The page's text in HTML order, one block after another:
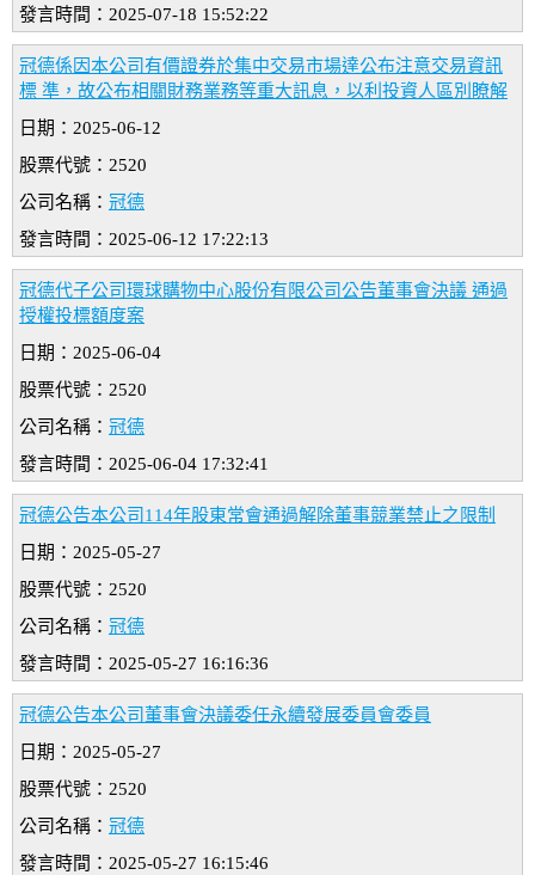
發言時間：2025-07-18 15:52:22
冠德係因本公司有價證券於集中交易市場達公布注意交易資訊
標 準，故公布相關財務業務等重大訊息，以利投資人區別瞭解
日期：2025-06-12
股票代號：2520
公司名稱： 冠德
發言時間：2025-06-12 17:22:13
冠德代子公司環球購物中心股份有限公司公告董事會決議 通過
授權投標額度案
日期：2025-06-04
股票代號：2520
公司名稱： 冠德
發言時間：2025-06-04 17:32:41
冠德公告本公司114年股東常會通過解除董事競業禁止之限制
日期：2025-05-27
股票代號：2520
公司名稱： 冠德
發言時間：2025-05-27 16:16:36
冠德公告本公司董事會決議委任永續發展委員會委員
日期：2025-05-27
股票代號：2520
公司名稱： 冠德
發言時間：2025-05-27 16:15:46